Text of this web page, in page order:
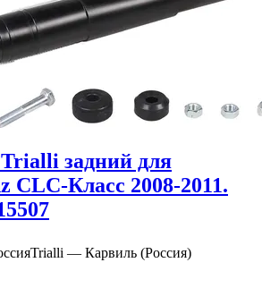
задний для
CLC-Класс 2008-2011.
Trialli — Карвиль (Россия)